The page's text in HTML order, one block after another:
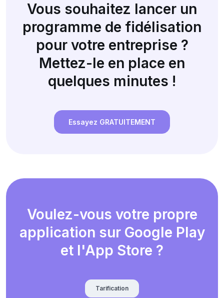
Vous souhaitez lancer un
programme de fidélisation
pour votre entreprise ?
Mettez-le en place en
quelques minutes !
Essayez GRATUITEMENT
Voulez-vous votre propre
application sur Google Play
et l'App Store ?
Tarification